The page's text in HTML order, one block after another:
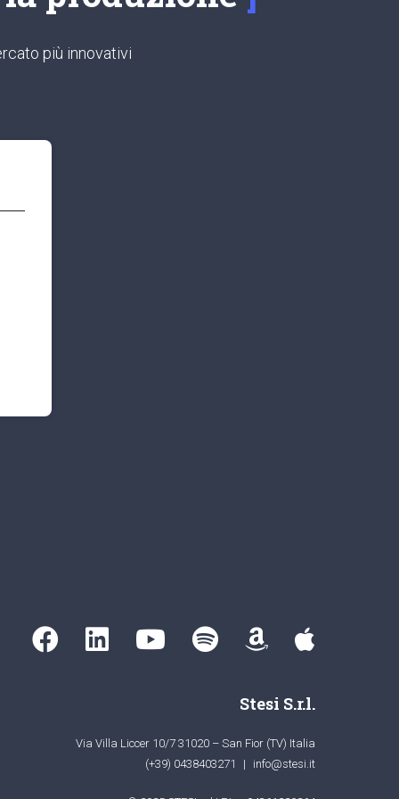
più innovativi
Stesi S.r.l.
Via Villa Liccer 10/7 31020 – San Fior (TV) Italia
(+39) 0438403271
| info@stesi.it